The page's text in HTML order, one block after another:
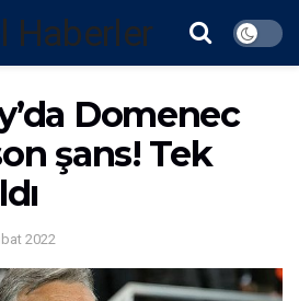
Domenec
şans! Tek
2022